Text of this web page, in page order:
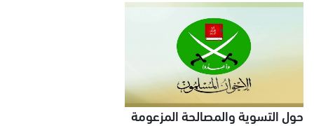
حول التسوية والمصالحة المزعومة